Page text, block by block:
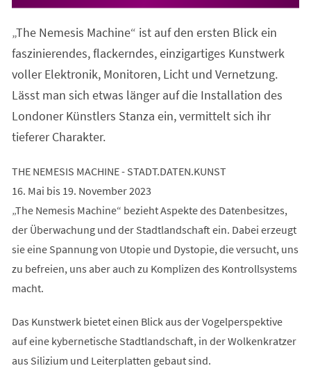
„The Nemesis Machine“ ist auf den ersten Blick ein
faszinierendes, flackerndes, einzigartiges Kunstwerk
voller Elektronik, Monitoren, Licht und Vernetzung.
Lässt man sich etwas länger auf die Installation des
Londoner Künstlers Stanza ein, vermittelt sich ihr
tieferer Charakter.
THE NEMESIS MACHINE - STADT.DATEN.KUNST
16. Mai bis 19. November 2023
„The Nemesis Machine“ bezieht Aspekte des Datenbesitzes,
der Überwachung und der Stadtlandschaft ein. Dabei erzeugt
sie eine Spannung von Utopie und Dystopie, die versucht, uns
zu befreien, uns aber auch zu Komplizen des Kontrollsystems
macht.
Das Kunstwerk bietet einen Blick aus der Vogelperspektive
auf eine kybernetische Stadtlandschaft, in der Wolkenkratzer
aus Silizium und Leiterplatten gebaut sind.